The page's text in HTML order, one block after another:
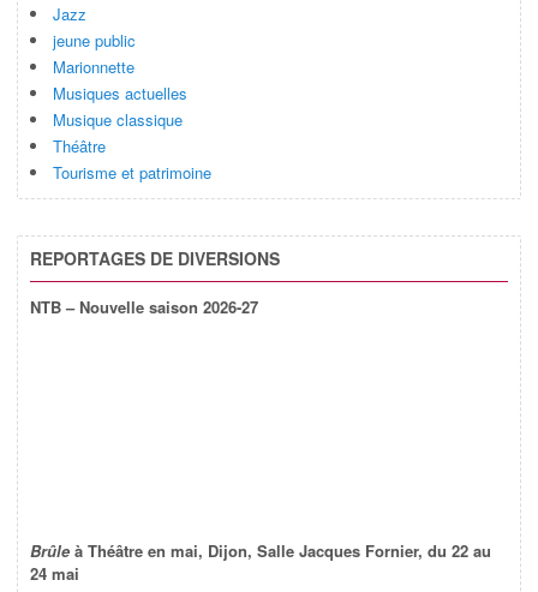
Jazz
jeune public
Marionnette
Musiques actuelles
Musique classique
Théâtre
Tourisme et patrimoine
REPORTAGES DE DIVERSIONS
NTB – Nouvelle saison 2026-27
Brûle à Théâtre en mai, Dijon, Salle Jacques Fornier, du 22 au
24 mai